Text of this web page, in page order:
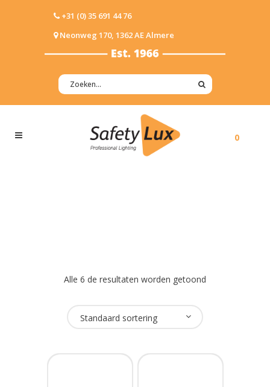
+31 (0) 35 691 44 76
Neonweg 170, 1362 AE Almere
0
Oplaadbaar
Alle 6 de resultaten worden getoond
Standaard sortering